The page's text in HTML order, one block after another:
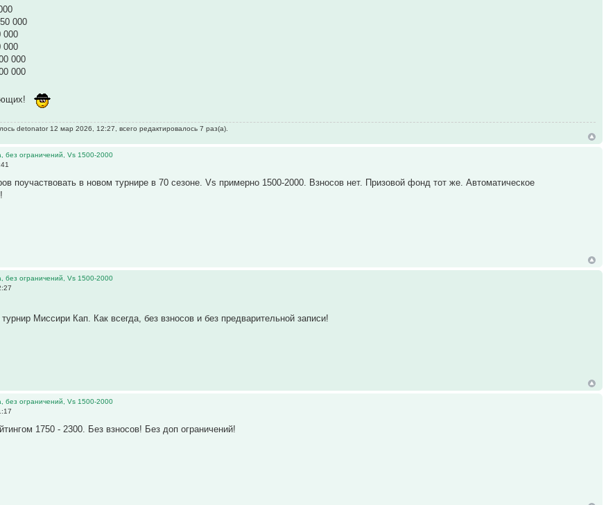
000
000
000
000
000
detonator 12 мар 2026, 12:27, всего редактировалось 7 раз(а).
без ограничений, Vs 1500-2000
поучаствовать в новом турнире в 70 сезоне. Vs примерно 1500-2000. Взносов нет. Призовой фонд тот же. Автоматическое
без ограничений, Vs 1500-2000
Миссири Кап. Как всегда, без взносов и без предварительной записи!
без ограничений, Vs 1500-2000
1750 - 2300. Без взносов! Без доп ограничений!